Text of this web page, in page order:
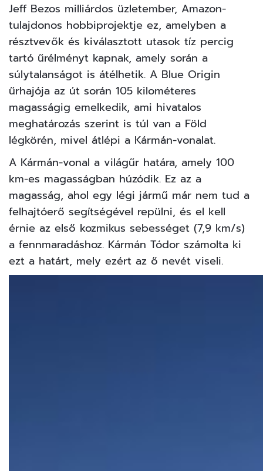
Jeff Bezos milliárdos üzletember, Amazon-
tulajdonos hobbiprojektje ez, amelyben a
résztvevők és kiválasztott utasok tíz percig
tartó űrélményt kapnak, amely során a
súlytalanságot is átélhetik. A Blue Origin
űrhajója az út során 105 kilométeres
magasságig emelkedik, ami hivatalos
meghatározás szerint is túl van a Föld
légkörén, mivel átlépi a Kármán-vonalat.
A Kármán-vonal a világűr határa, amely 100
km-es magasságban húzódik. Ez az a
magasság, ahol egy légi jármű már nem tud a
felhajtóerő segítségével repülni, és el kell
érnie az első kozmikus sebességet (7,9 km/s)
a fennmaradáshoz. Kármán Tódor számolta ki
ezt a határt, mely ezért az ő nevét viseli.